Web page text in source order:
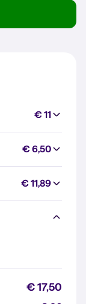
€ 11
€ 6,50
€ 11,89
€ 17,50